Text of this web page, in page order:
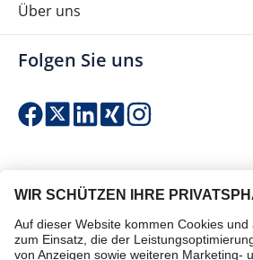
Über uns
Folgen Sie uns
Einfach & sicher bezahlen